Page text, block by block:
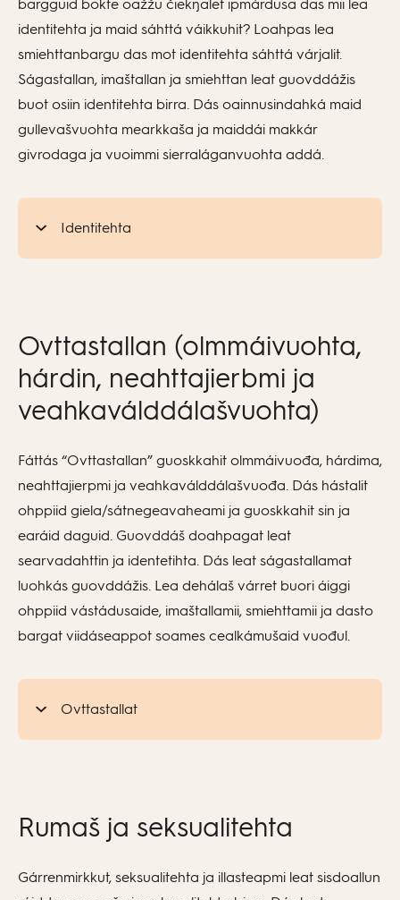
bargguid bokte oažžu čiekŋalet ipmárdusa das mii lea
identitehta ja maid sáhttá váikkuhit? Loahpas lea
smiehttanbargu das mot identitehta sáhttá várjalit.
Ságastallan, imaštallan ja smiehttan leat guovddážis
buot osiin identitehta birra. Dás oainnusindahká maid
gullevašvuohta mearkkaša ja maiddái makkár
givrodaga ja vuoimmi sierraláganvuohta addá.
Identitehta
Ovttastallan (olmmáivuohta,
hárdin, neahttajierbmi ja
veahkaválddálašvuohta)
Fáttás “Ovttastallan” guoskkahit olmmáivuođa, hárdima,
neahttajierpmi ja veahkaválddálašvuođa. Dás hástalit
ohppiid giela/sátnegeavaheami ja guoskkahit sin ja
earáid daguid. Guovddáš doahpagat leat
searvadahttin ja identetihta. Dás leat ságastallamat
luohkás guovddážis. Lea dehálaš várret buori áiggi
ohppiid vástádusaide, imaštallamii, smiehttamii ja dasto
bargat viidáseappot soames cealkámušaid vuođul.
Ovttastallat
Rumaš ja seksualitehta
Gárrenmirkkut, seksualitehta ja illasteapmi leat sisdoallun